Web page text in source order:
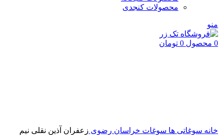
محصولات کنجدی
منو
0 محصول 0 تومان
خانه سوغاتی ها سوغات خراسان رضوی زعفران آذین نقلی نیم